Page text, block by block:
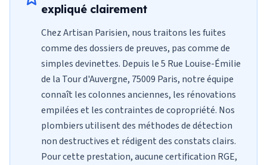
expliqué clairement
Chez Artisan Parisien, nous traitons les fuites
comme des dossiers de preuves, pas comme de
simples devinettes. Depuis le 5 Rue Louise-Émilie
de la Tour d'Auvergne, 75009 Paris, notre équipe
connaît les colonnes anciennes, les rénovations
empilées et les contraintes de copropriété. Nos
plombiers utilisent des méthodes de détection
non destructives et rédigent des constats clairs.
Pour cette prestation, aucune certification RGE,